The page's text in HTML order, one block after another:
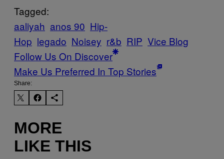
Tagged:
aaliyah anos 90 Hip-
Hop legado Noisey r&b RIP Vice Blog
Follow Us On Discover
Make Us Preferred In Top Stories
Share:
MORE
LIKE THIS